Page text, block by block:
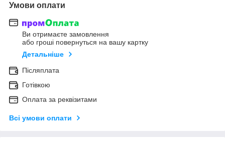
Умови оплати
Ви отримаєте замовлення
або гроші повернуться на вашу картку
Детальніше
Післяплата
Готівкою
Оплата за реквізитами
Всі умови оплати